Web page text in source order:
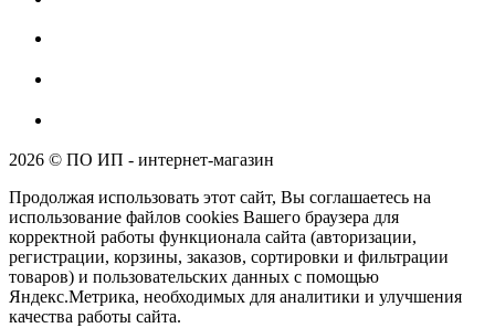
2026 © ПО ИП - интернет-магазин
Продолжая использовать этот сайт, Вы соглашаетесь на
использование файлов cookies Вашего браузера для
корректной работы функционала сайта (авторизации,
регистрации, корзины, заказов, сортировки и фильтрации
товаров) и пользовательских данных с помощью
Яндекс.Метрика, необходимых для аналитики и улучшения
качества работы сайта.